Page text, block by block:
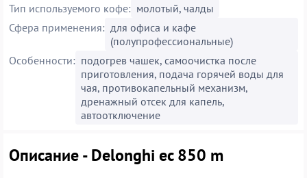
Тип используемого кофе: молотый, чалды
Сфера применения: для офиса и кафе
(полупрофессиональные)
Особенности: подогрев чашек, самоочистка после
приготовления, подача горячей воды для
чая, противокапельный механизм,
дренажный отсек для капель,
автоотключение
Описание - Delonghi ec 850 m